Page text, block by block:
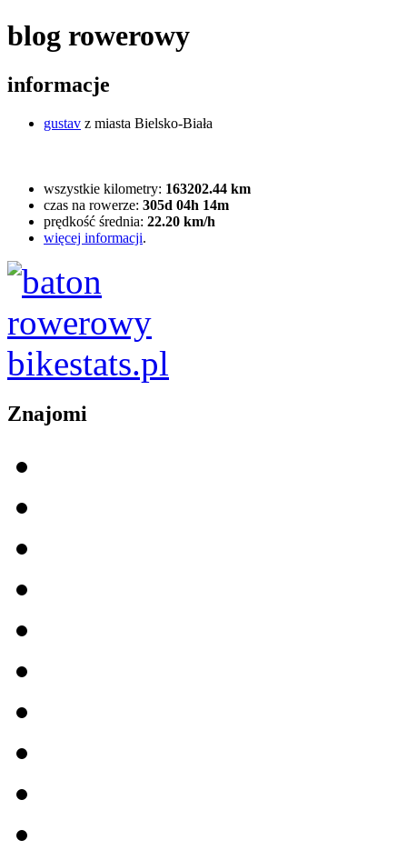
blog rowerowy
informacje
gustav z miasta Bielsko-Biała
wszystkie kilometry: 163202.44 km
czas na rowerze: 305d 04h 14m
prędkość średnia: 22.20 km/h
więcej informacji.
Znajomi